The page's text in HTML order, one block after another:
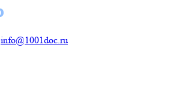
info@1001doc.ru